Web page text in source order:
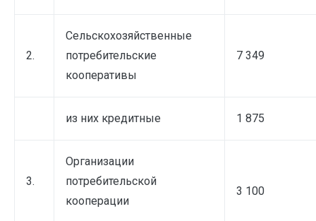
2.
Сельскохозяйственные
потребительские
кооперативы
7 349
из них кредитные 1 875
3.
Организации
потребительской
кооперации
3 100